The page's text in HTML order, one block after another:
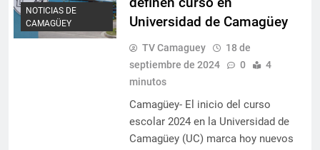
NOTICIAS DE
CAMAGÜEY
Universidad de Camagüey
TV Camaguey
18 de
septiembre de 2024
0
4
minutos
Camagüey- El inicio del curso
escolar 2024 en la Universidad de
Camagüey (UC) marca hoy nuevos